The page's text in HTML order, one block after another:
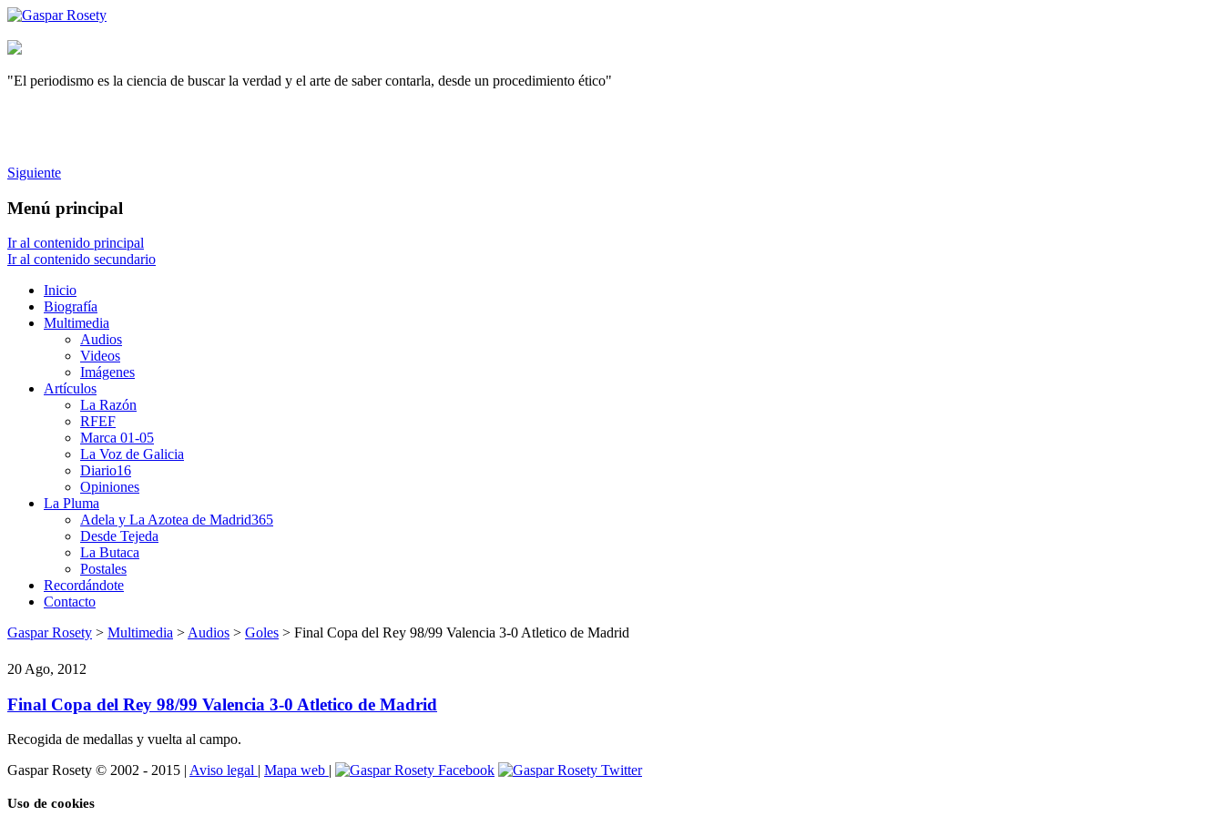
"El periodismo es la ciencia de buscar la verdad y el arte de saber contarla, desde un procedimiento ético"
Siguiente
Menú principal
Ir al contenido principal
Ir al contenido secundario
Inicio
Biografía
Multimedia
Audios
Videos
Imágenes
Artículos
La Razón
RFEF
Marca 01-05
La Voz de Galicia
Diario16
Opiniones
La Pluma
Adela y La Azotea de Madrid365
Desde Tejeda
La Butaca
Postales
Recordándote
Contacto
Gaspar Rosety > Multimedia >Audios > Goles > Final Copa del Rey 98/99 Valencia 3-0 Atletico de Madrid
20 Ago, 2012
Final Copa del Rey 98/99 Valencia 3-0 Atletico de Madrid
Recogida de medallas y vuelta al campo.
Gaspar Rosety © 2002 - 2015 | Aviso legal | Mapa web |
Uso de cookies